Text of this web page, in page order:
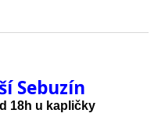
Sebuzín
18h u kapličky